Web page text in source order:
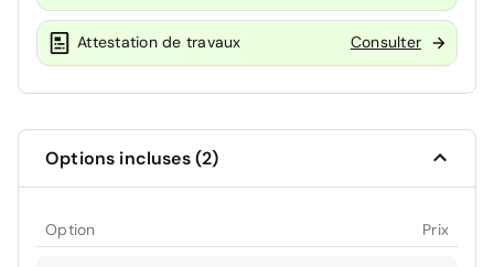
Attestation de travaux Consulter
Options incluses (2)
Option Prix